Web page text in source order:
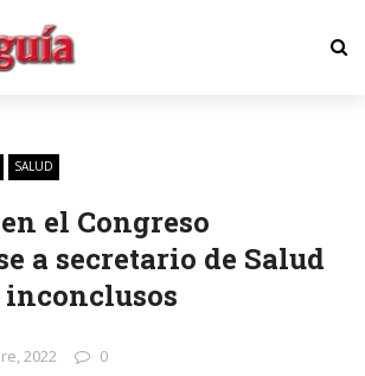
SALUD
el Congreso
a secretario de Salud
2022 0